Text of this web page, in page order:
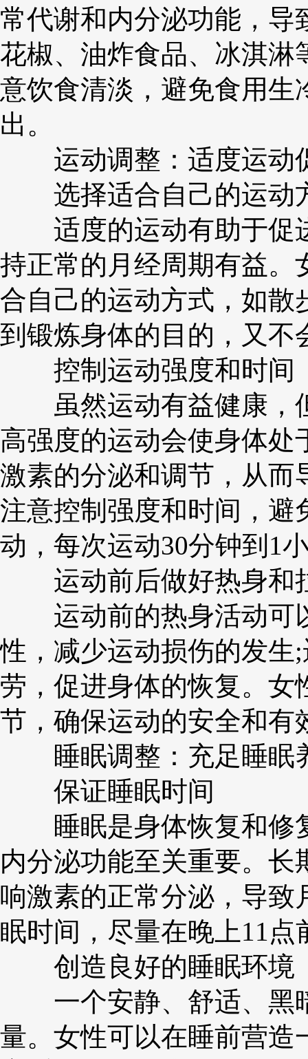
常代谢和内分泌功能，导
花椒、油炸食品、冰淇淋
意饮食清淡，避免食用生
出。
运动调整：适度运动
选择适合自己的运动
适度的运动有助于促
持正常的月经周期有益。
合自己的运动方式，如散
到锻炼身体的目的，又不
控制运动强度和时间
虽然运动有益健康，
高强度的运动会使身体处
激素的分泌和调节，从而
注意控制强度和时间，避
动，每次运动30分钟到1
运动前后做好热身和
运动前的热身活动可
性，减少运动损伤的发生
劳，促进身体的恢复。女
节，确保运动的安全和有
睡眠调整：充足睡眠
保证睡眠时间
睡眠是身体恢复和修
内分泌功能至关重要。
响激素的正常分泌，导致
眠时间，尽量在晚上11
创造良好的睡眠环境
一个安静、舒适、黑
量。女性可以在睡前营造